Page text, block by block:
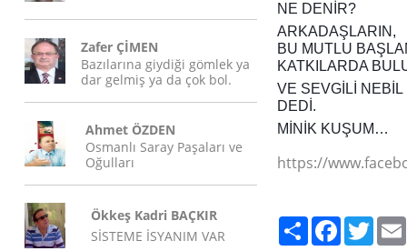
Zafer ÇİMEN
Bazılarına giydiği gömlek ya
dar gelmiş ya da çok bol.
Ahmet ÖZDEN
Osmanlı Saray Paşaları ve
Oğulları
Ökkeş Kadri BAÇKIR
SİSTEME İSYANIM VAR
NE DENİR?
ARKADAŞLARIN,
BU MUTLU
KATKILARDA
VE SEVGİLİ
DEDİ.
MİNİK KUŞUM…
https://
Paylaş Facebook